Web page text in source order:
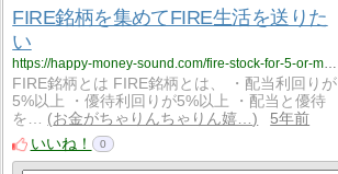
FIRE銘柄を集めてFIRE生活を送りた
い
https://happy-money-sound.com/fire-stock-for-5-or-more-than-percent/
FIRE銘柄とは FIRE銘柄とは、 ・配当利回りが
5%以上 ・優待利回りが5%以上 ・配当と優待
を…
お金がちゃりんちゃりん嬉…
5年前
いいね！
0